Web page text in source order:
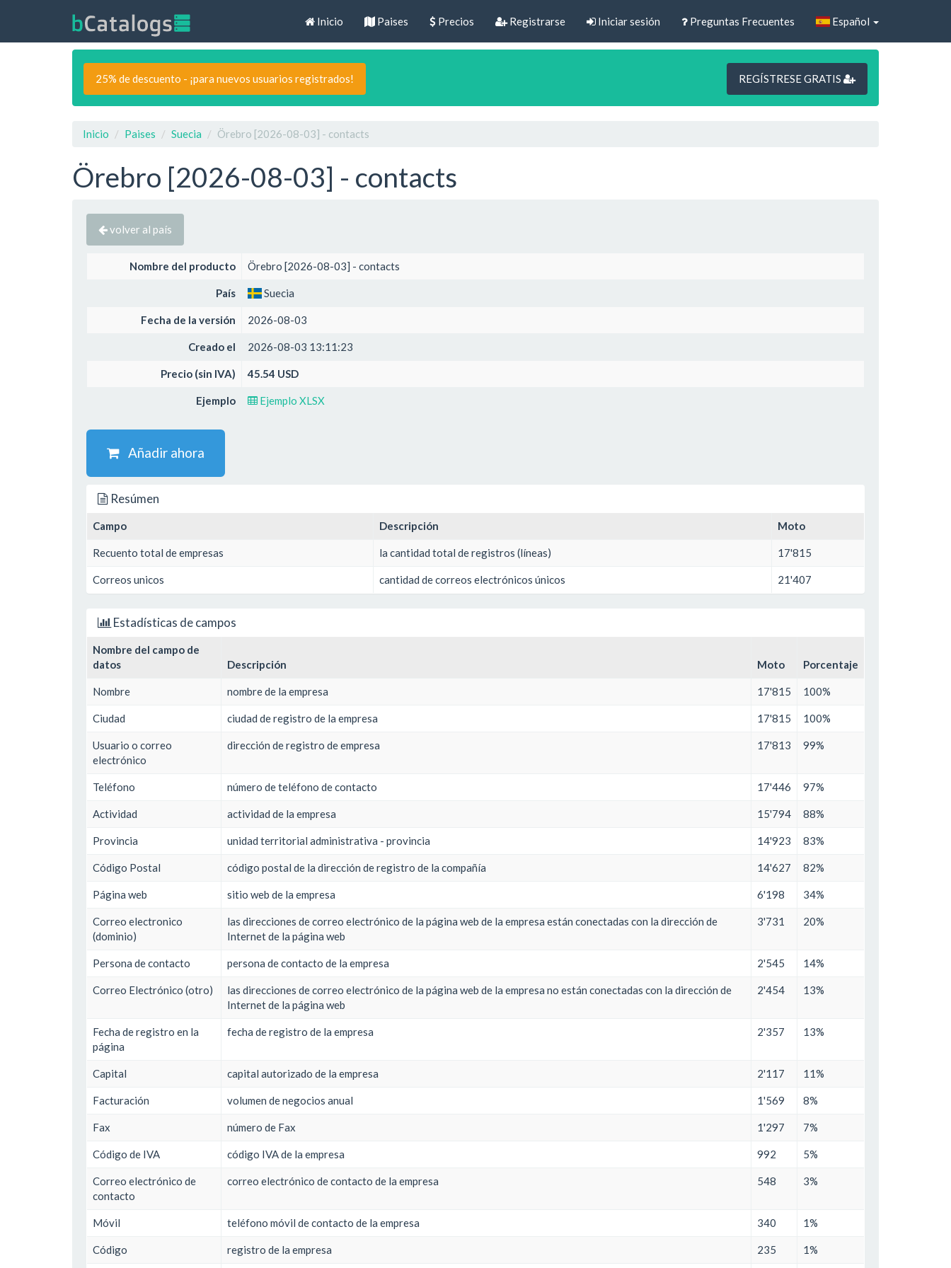
Inicio Paises Precios Registrarse Iniciar sesión Preguntas Frecuentes Español
25% de descuento - ¡para nuevos usuarios registrados! REGÍSTRESE GRATIS
Inicio Paises Suecia Örebro [2026-08-03] - contacts
Örebro [2026-08-03] - contacts
volver al país
Nombre del producto Örebro [2026-08-03] - contacts
País Suecia
Fecha de la versión 2026-08-03
Creado el 2026-08-03 13:11:23
Precio (sin IVA) 45.54 USD
Ejemplo Ejemplo XLSX
Añadir ahora
Resúmen
Campo Descripción Moto
Recuento total de empresas la cantidad total de registros (líneas) 17'815
Correos unicos cantidad de correos electrónicos únicos 21'407
Estadísticas de campos
Nombre del campo de
datos
Descripción Moto Porcentaje
Nombre nombre de la empresa 17'815 100%
Ciudad ciudad de registro de la empresa 17'815 100%
Usuario o correo
electrónico
dirección de registro de empresa 17'813 99%
Teléfono número de teléfono de contacto 17'446 97%
Actividad actividad de la empresa 15'794 88%
Provincia unidad territorial administrativa - provincia 14'923 83%
Código Postal código postal de la dirección de registro de la compañía 14'627 82%
Página web sitio web de la empresa 6'198 34%
Correo electronico
(dominio)
las direcciones de correo electrónico de la página web de la empresa están conectadas con la dirección de
Internet de la página web
3'731 20%
Persona de contacto persona de contacto de la empresa 2'545 14%
Correo Electrónico (otro)
las direcciones de correo electrónico de la página web de la empresa no están conectadas con la dirección de
Internet de la página web
2'454 13%
Fecha de registro en la
página
fecha de registro de la empresa 2'357 13%
Capital capital autorizado de la empresa 2'117 11%
Facturación volumen de negocios anual 1'569 8%
Fax número de Fax 1'297 7%
Código de IVA código IVA de la empresa 992 5%
Correo electrónico de
contacto
correo electrónico de contacto de la empresa 548 3%
Móvil teléfono móvil de contacto de la empresa 340 1%
Código registro de la empresa 235 1%